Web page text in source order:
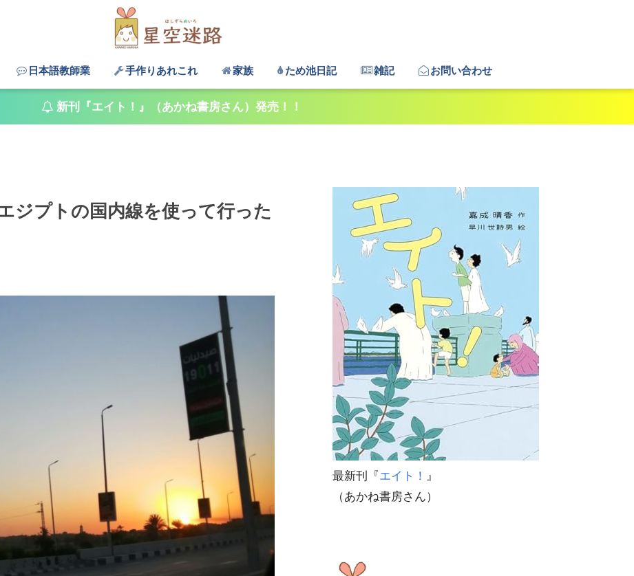
日本語教師業 手作りあれこれ 家族 ため池日記 雑記 お問い合わせ
新刊『エイト！』（あかね書房さん）発売！！
ジプトの国内線を使って行った
最新刊『エイト！ 』
（あかね書房さん）